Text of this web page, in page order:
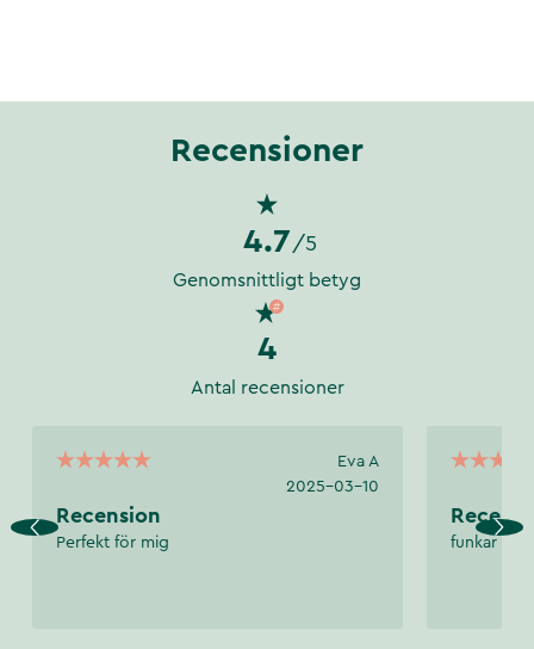
Recensioner
4.7 /5
Genomsnittligt betyg
4
Antal recensioner
Eva A
2025-03-10
Recension
Perfekt för mig funkar